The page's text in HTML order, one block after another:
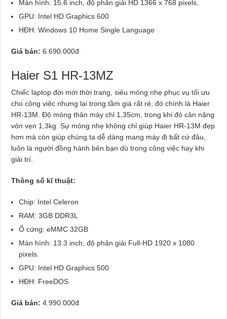
Màn hình: 15.6 inch, độ phân giải HD 1366 x 768 pixels.
GPU: Intel HD Graphics 600
HĐH: Windows 10 Home Single Language
Giá bán: 6.690.000đ
Haier S1 HR-13MZ
Chiếc laptop đời mới thời trang, siêu mỏng nhẹ phục vụ tối ưu
cho công việc nhưng lại trong tầm giá rất rẻ, đó chính là Haier
HR-13M. Độ mỏng thân máy chỉ 1,35cm, trong khi đó cân nặng
vỏn vẹn 1,3kg. Sự mỏng nhẹ không chỉ giúp Haier HR-13M đẹp
hơn mà còn giúp chúng ta dễ dàng mang máy đi bất cứ đâu,
luôn là người đồng hành bên bạn dù trong công việc hay khi
giải trí.
Thông số kĩ thuật:
Chip: Intel Celeron
RAM: 3GB DDR3L
Ổ cứng: eMMC 32GB
Màn hình: 13.3 inch, độ phân giải Full-HD 1920 x 1080
pixels.
GPU: Intel HD Graphics 500
HĐH: FreeDOS
Giá bán: 4.990.000đ